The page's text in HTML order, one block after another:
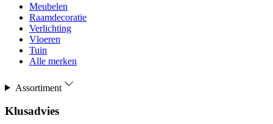
Meubelen
Raamdecoratie
Verlichting
Vloeren
Tuin
Alle merken
Assortiment
Klusadvies